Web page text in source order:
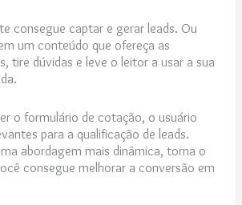
consegue captar e gerar leads. Ou
um conteúdo que ofereça as
tire dúvidas e leve o leitor a usar a sua
o formulário de cotação, o usuário
para a qualificação de leads.
abordagem mais dinâmica, torna o
consegue melhorar a conversão em